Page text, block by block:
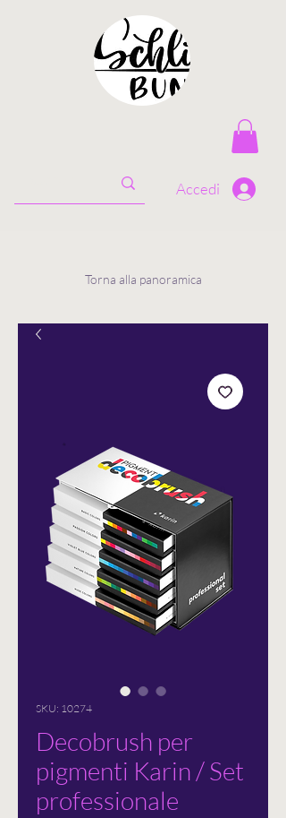
Accedi
Torna alla panoramica
SKU: 10274
Decobrush per
pigmenti Karin / Set
professionale